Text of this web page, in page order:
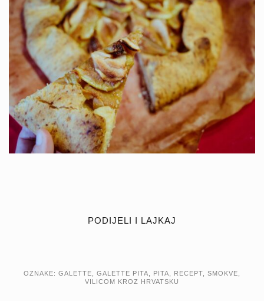
PODIJELI I LAJKAJ
OZNAKE: GALETTE GALETTE PITA PITA RECEPT SMOKVE
VILICOM KROZ HRVATSKU